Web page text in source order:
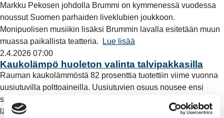
Markku Pekosen johdolla Brummi on kymmenessä vuodessa
noussut Suomen parhaiden liveklubien joukkoon.
Monipuolisen musiikin lisäksi Brummin lavalla esitetään muun
muassa paikallista teatteria.
Lue lisää
2.4.2026 07:00
Kaukolämpö huoleton valinta talvipakkasilla
Rauman kaukolämmöstä 82 prosenttia tuotettiin viime vuonna
uusiutuvilla polttoaineilla. Uusiutuvien osuus nousee ensi
syksynä vielä korkeammaksi, kun raumalaisten talojen
lämmityksessä voidaan hyödyntää myös sellutehtaan